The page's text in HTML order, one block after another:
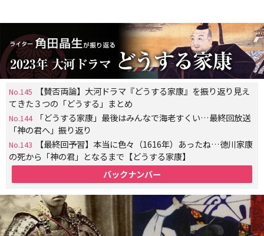
No.145
【賛否両論】大河ドラマ『どうする家康』を振り返り見え
てきた３つの「どうする」まとめ
No.144
「どうする家康」最後はみんなで海老すくい…最終回放送
「神の君へ」振り返り
No.143
【最終回予習】本当に色々（1616年）あったね…徳川家康
の死から「神の君」となるまで【どうする家康】
バックナンバー